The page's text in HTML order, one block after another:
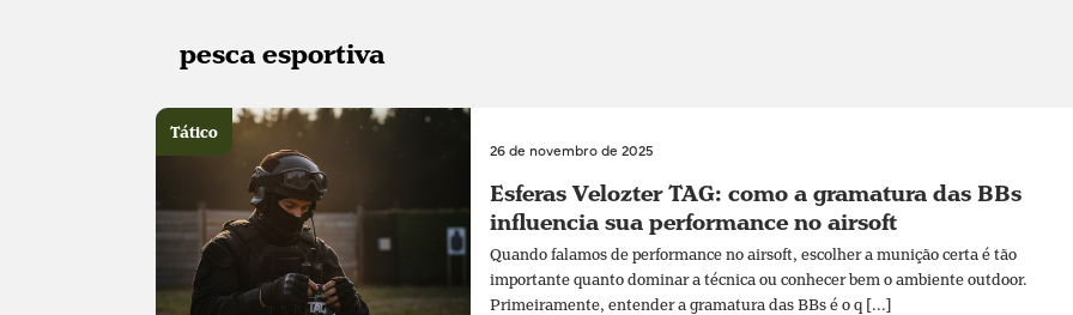
pesca esportiva
26 de novembro de 2025
Esferas Velozter TAG: como a gramatura das BBs
influencia sua performance no airsoft
Quando falamos de performance no airsoft, escolher a munição certa é tão
importante quanto dominar a técnica ou conhecer bem o ambiente outdoor.
Primeiramente, entender a gramatura das BBs é o q [...]
Tático